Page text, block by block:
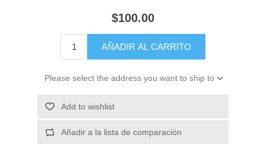
$100.00
AÑADIR AL CARRITO
Please select the address you want to ship to
Add to wishlist
Añadir a la lista de comparación